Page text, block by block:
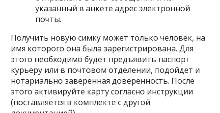
указанный в анкете адрес электронной
почты.
Получить новую симку может только человек, на
имя которого она была зарегистрирована. Для
этого необходимо будет предъявить паспорт
курьеру или в почтовом отделении, подойдет и
нотариально заверенная доверенность. После
этого активируйте карту согласно инструкции
(поставляется в комплекте с другой